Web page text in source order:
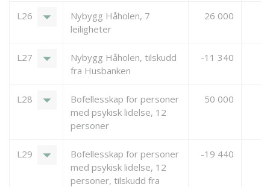
L26 arrow_drop_down
Nybygg Håholen, 7
leiligheter
26 000
L27 arrow_drop_down
Nybygg Håholen, tilskudd
fra Husbanken
-11 340
L28 arrow_drop_down
Bofellesskap for personer
med psykisk lidelse, 12
personer
50 000
L29 arrow_drop_down
Bofellesskap for personer
med psykisk lidelse, 12
personer, tilskudd fra
-19 440